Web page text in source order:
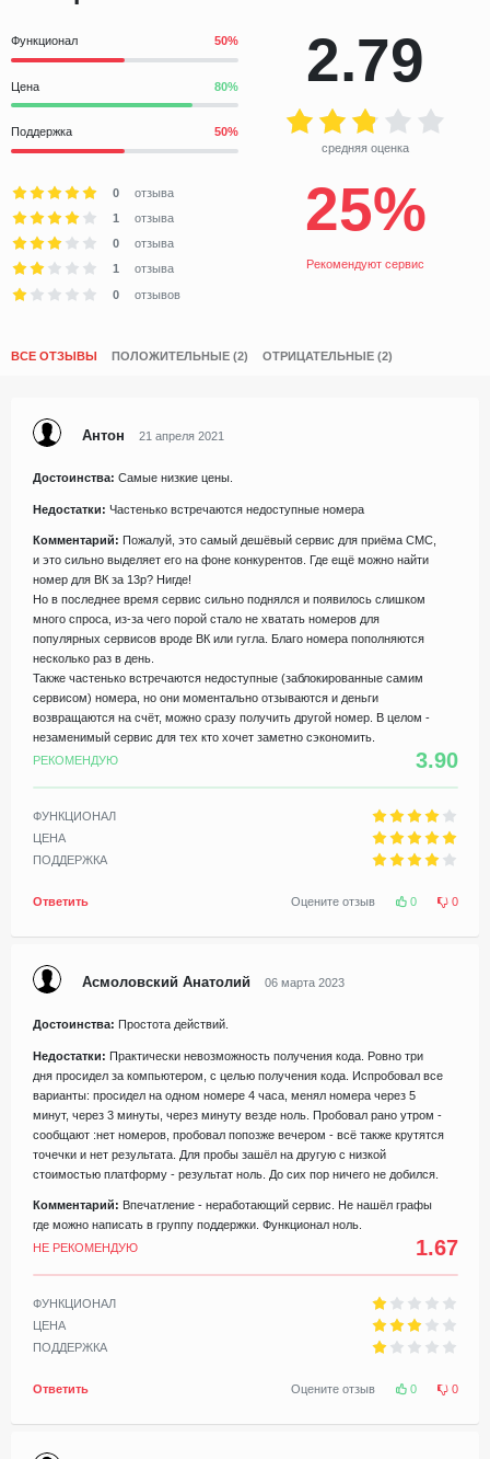
Функционал
Цена
Поддержка
2.79
средняя оценка
0
отзыва
1
отзыва
0
отзыва
1
отзыва
0
отзывов
25%
Рекомендуют сервис
ВСЕ ОТЗЫВЫ ПОЛОЖИТЕЛЬНЫЕ (2) ОТРИЦАТЕЛЬНЫЕ (2)
Антон 21 апреля 2021
Достоинства: Самые низкие цены.
Недостатки: Частенько встречаются недоступные номера
Комментарий: Пожалуй, это самый дешёвый сервис для приёма СМС,
и это сильно выделяет его на фоне конкурентов. Где ещё можно найти
номер для ВК за 13р? Нигде!
Но в последнее время сервис сильно поднялся и появилось слишком
много спроса, из-за чего порой стало не хватать номеров для
популярных сервисов вроде ВК или гугла. Благо номера пополняются
несколько раз в день.
Также частенько встречаются недоступные (заблокированные самим
сервисом) номера, но они моментально отзываются и деньги
возвращаются на счёт, можно сразу получить другой номер. В целом -
незаменимый сервис для тех кто хочет заметно сэкономить.
РЕКОМЕНДУЮ
3.90
ФУНКЦИОНАЛ
ЦЕНА
ПОДДЕРЖКА
Ответить Оцените отзыв 0 0
Асмоловский Анатолий 06 марта 2023
Достоинства: Простота действий.
Недостатки: Практически невозможность получения кода. Ровно три
дня просидел за компьютером, с целью получения кода. Испробовал все
варианты: просидел на одном номере 4 часа, менял номера через 5
минут, через 3 минуты, через минуту везде ноль. Пробовал рано утром -
сообщают :нет номеров, пробовал попозже вечером - всё также крутятся
точечки и нет результата. Для пробы зашёл на другую с низкой
стоимостью платформу - результат ноль. До сих пор ничего не добился.
Комментарий: Впечатление - неработающий сервис. Не нашёл графы
где можно написать в группу поддержки. Функционал ноль.
НЕ РЕКОМЕНДУЮ
1.67
ФУНКЦИОНАЛ
ЦЕНА
ПОДДЕРЖКА
Ответить Оцените отзыв 0 0